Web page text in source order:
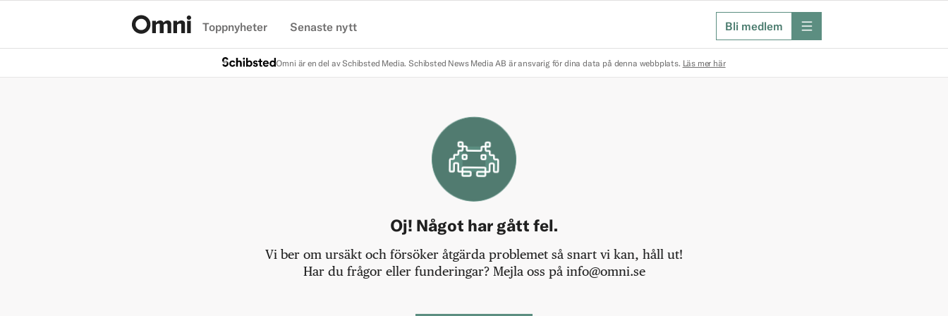
Toppnyheter Senaste nytt Bli medlem meny
Omni är en del av Schibsted Media. Schibsted News Media AB är ansvarig för dina data på denna webbplats. Läs mer här
Oj! Något har gått fel.
Vi ber om ursäkt och försöker åtgärda problemet så snart vi kan, håll ut!
Har du frågor eller funderingar? Mejla oss på info@omni.se